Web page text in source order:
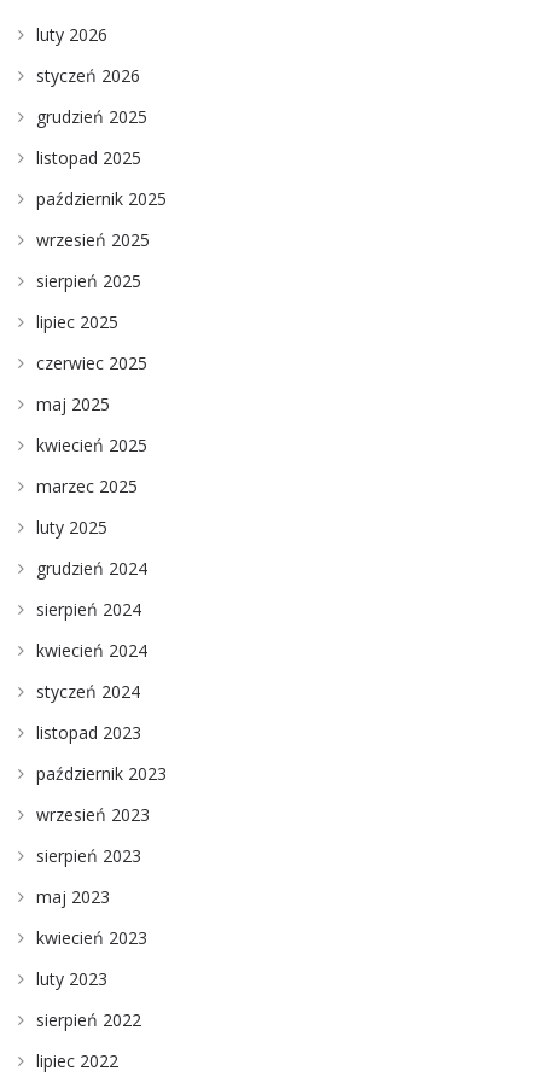
luty 2026
styczeń 2026
grudzień 2025
listopad 2025
październik 2025
wrzesień 2025
sierpień 2025
lipiec 2025
czerwiec 2025
maj 2025
kwiecień 2025
marzec 2025
luty 2025
grudzień 2024
sierpień 2024
kwiecień 2024
styczeń 2024
listopad 2023
październik 2023
wrzesień 2023
sierpień 2023
maj 2023
kwiecień 2023
luty 2023
sierpień 2022
lipiec 2022